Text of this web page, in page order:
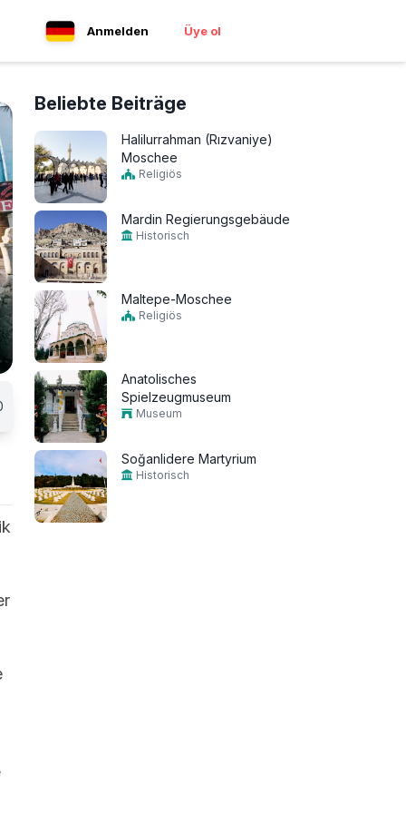
Anmelden Üye ol
Beliebte Beiträge
Halilurrahman (Rızvaniye)
Moschee
Religiös
Mardin Regierungsgebäude
Historisch
Maltepe-Moschee
Religiös
Anatolisches
Spielzeugmuseum
Museum
Soğanlidere Martyrium
Historisch